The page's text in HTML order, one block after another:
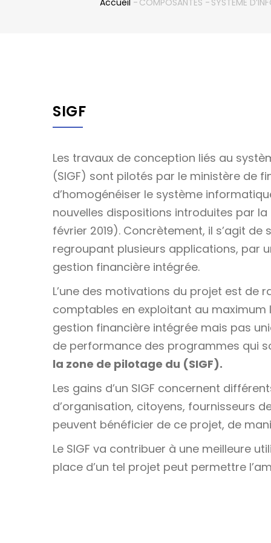
Accueil - COMPOSANTES - SYSTEME
SIGF
Les travaux de conception liés au
(SIGF) sont pilotés par le ministère de
d’homogénéiser le système
nouvelles dispositions introduites par
février 2019). Concrètement, il s’agit
regroupant plusieurs applications, par
gestion financière intégrée.
L’une des motivations du projet est de
comptables en exploitant au
gestion financière intégrée mais pas
de performance des programmes qui
la zone de pilotage du (SIGF).
Les gains d’un SIGF concernent
d’organisation, citoyens, fournisseurs
peuvent bénéficier de ce projet, de
Le SIGF va contribuer à une meilleure
place d’un tel projet peut permettre